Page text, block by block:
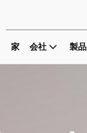
家 会社 製品